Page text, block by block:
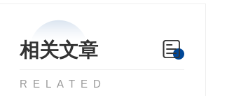
相关文章
RELATED